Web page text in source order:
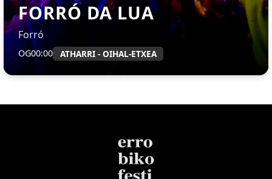
FORRÓ DA LUA
Forró
OG00:00 ATHARRI - OIHAL-ETXEA